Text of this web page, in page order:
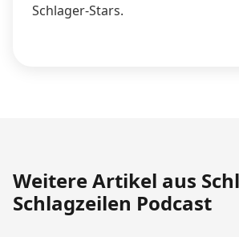
Schlager-Stars.
Weitere Artikel aus
Schlagzeilen Podcast